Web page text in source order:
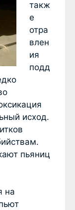
такж
е
отра
влен
ия
подд
исход.
пьяниц
на